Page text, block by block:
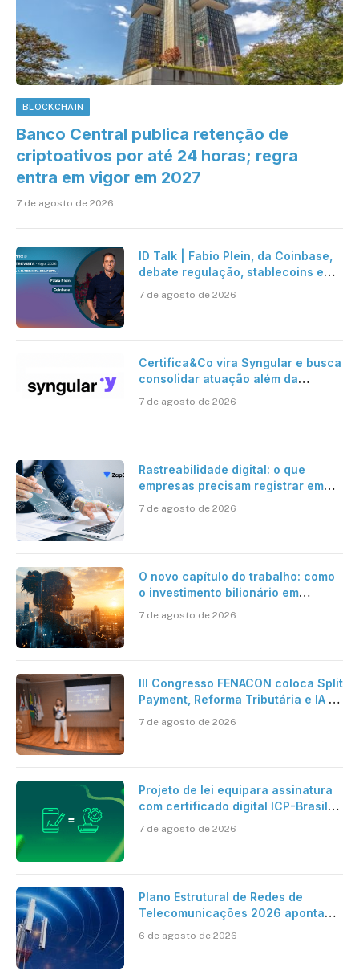
BLOCKCHAIN
Banco Central publica retenção de
criptoativos por até 24 horas; regra
entra em vigor em 2027
7 de agosto de 2026
ID Talk | Fabio Plein, da Coinbase,
debate regulação, stablecoins e
7 de agosto de 2026
Certifica&Co vira Syngular e busca
consolidar atuação além da
7 de agosto de 2026
Rastreabilidade digital: o que
empresas precisam registrar em
7 de agosto de 2026
O novo capítulo do trabalho: como
o investimento bilionário em
verdadeira era da inteligência
7 de agosto de 2026
III Congresso FENACON coloca Split
Payment, Reforma Tributária e IA no
7 de agosto de 2026
Projeto de lei equipara assinatura
com certificado digital ICP-Brasil
cartório
7 de agosto de 2026
Plano Estrutural de Redes de
Telecomunicações 2026 aponta
mantém desafio
6 de agosto de 2026